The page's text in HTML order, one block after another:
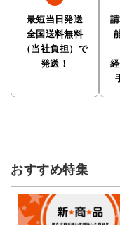
最短当日発送
全国送料無料
（当社負担）で
発送！
おすすめ特集